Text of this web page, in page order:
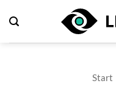
Inhalt
springen
Start